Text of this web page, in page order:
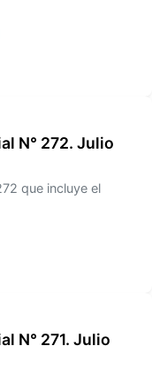
N° 272. Julio
que incluye el
N° 271. Julio